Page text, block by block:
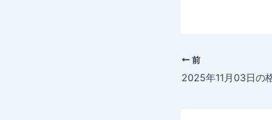
前
2025年11月03日の